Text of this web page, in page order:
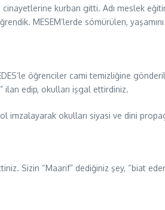
kurban gitti. Adı meslek
MESEM’lerde sömürülen,
öğrenciler cami temizliğine
ilan edip, okulları işgal ettirdiniz.
imzalayarak okulları siyasi ve dini
Sizin “Maarif” dediğiniz şey, “biat